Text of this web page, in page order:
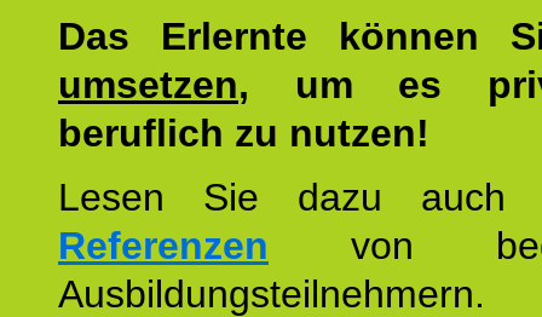
Das Erlernte können
umsetzen, um es
beruflich zu nutzen!
Lesen Sie dazu
Referenzen von
Ausbildungsteilnehmern.